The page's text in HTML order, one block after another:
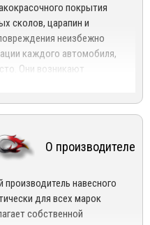
покрытия
сколов, царапин и
неизбежно
каждого автомобиля,
Они возникают
в моменты посадки и
из самых популярных
тюнинга. С их помощью можно
без серьезных вложений.
модельные лекала,
индивидуально для
О производителе
навесного
для всех марок
собственной